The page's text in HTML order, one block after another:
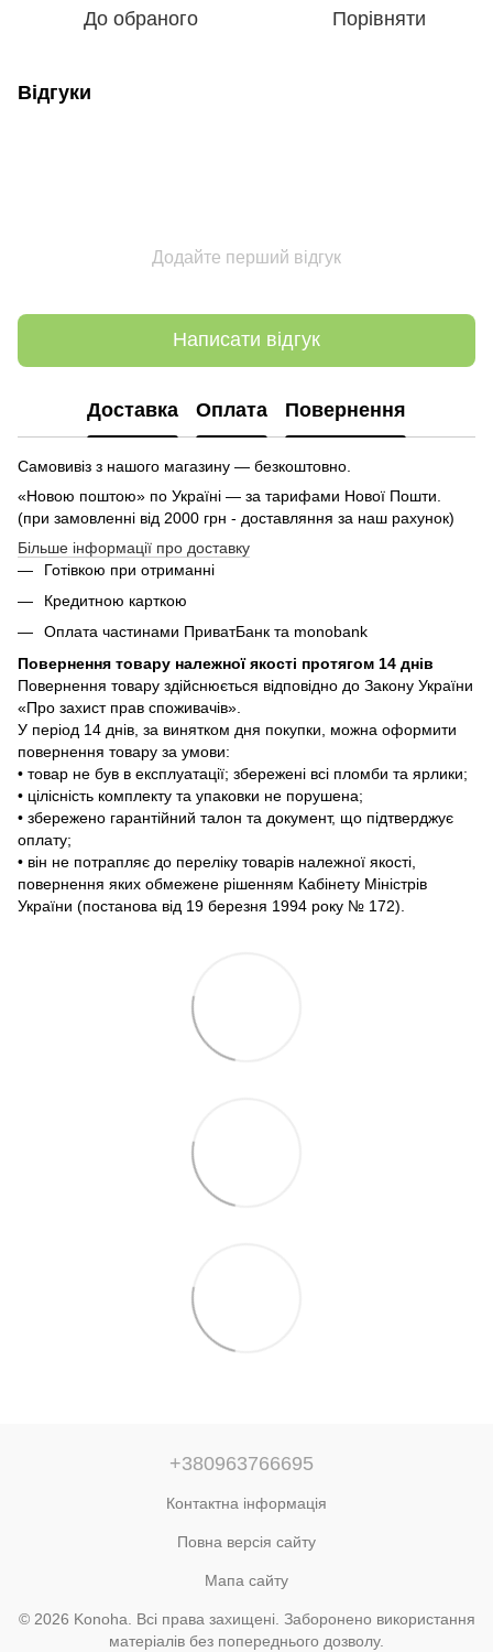
До обраного Порівняти
Відгуки
Додайте перший відгук
Написати відгук
Доставка Оплата Повернення
Самовивіз з нашого магазину — безкоштовно.
«Новою поштою» по Україні — за тарифами Нової Пошти.
(при замовленні від 2000 грн - доставляння за наш рахунок)
Більше інформації про доставку
Готівкою при отриманні
Кредитною карткою
Оплата частинами ПриватБанк та monobank
Повернення товару належної якості протягом 14 днів
Повернення товару здійснюється відповідно до Закону України
«Про захист прав споживачів».
У період 14 днів, за винятком дня покупки, можна оформити
повернення товару за умови:
• товар не був в експлуатації; збережені всі пломби та ярлики;
• цілісність комплекту та упаковки не порушена;
• збережено гарантійний талон та документ, що підтверджує
оплату;
• він не потрапляє до переліку товарів належної якості,
повернення яких обмежене рішенням Кабінету Міністрів
України (постанова від 19 березня 1994 року № 172).
+380963766695
Контактна інформація
Повна версія сайту
Мапа сайту
© 2026 Konoha. Всі права захищені. Заборонено використання
матеріалів без попереднього дозволу.